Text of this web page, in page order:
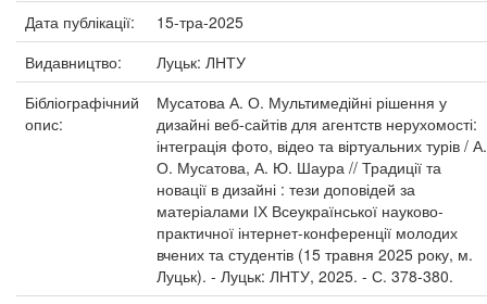
Дата публікації:
15-тра-2025
Видавництво:
Луцьк: ЛНТУ
Бібліографічний
опис:
Мусатова А. О. Мультимедійні рішення у
дизайні веб-сайтів для агентств нерухомості:
інтеграція фото, відео та віртуальних турів / А.
О. Мусатова, А. Ю. Шаура // Традиції та
новації в дизайні : тези доповідей за
матеріалами ІХ Всеукраїнської науково-
практичної інтернет-конференції молодих
вчених та студентів (15 травня 2025 року, м.
Луцьк). - Луцьк: ЛНТУ, 2025. - С. 378-380.